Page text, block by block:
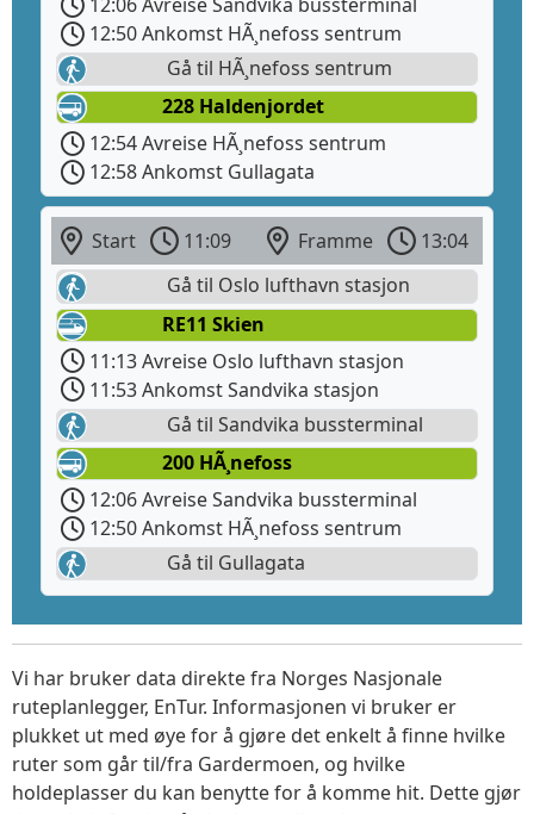
12:50 Ankomst HÃ¸nefoss sentrum
Gå til HÃ¸nefoss sentrum
228 Haldenjordet
12:54 Avreise HÃ¸nefoss sentrum
12:58 Ankomst Gullagata
Start 11:09 Framme
13:04
Gå til Oslo lufthavn stasjon
RE11 Skien
11:13 Avreise Oslo lufthavn stasjon
11:53 Ankomst Sandvika stasjon
Gå til Sandvika bussterminal
200 HÃ¸nefoss
12:06 Avreise Sandvika bussterminal
12:50 Ankomst HÃ¸nefoss sentrum
Gå til Gullagata
Vi har bruker data direkte fra Norges Nasjonale
ruteplanlegger, EnTur. Informasjonen vi bruker er
plukket ut med øye for å gjøre det enkelt å finne hvilke
ruter som går til/fra Gardermoen, og hvilke
holdeplasser du kan benytte for å komme hit. Dette gjør